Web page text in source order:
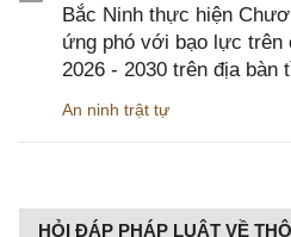
Bắc Ninh thực hiện
ứng phó với bạo lực
2026 - 2030 trên địa bàn
An ninh trật tự
HỎI ĐÁP PHÁP LUẬT VỀ